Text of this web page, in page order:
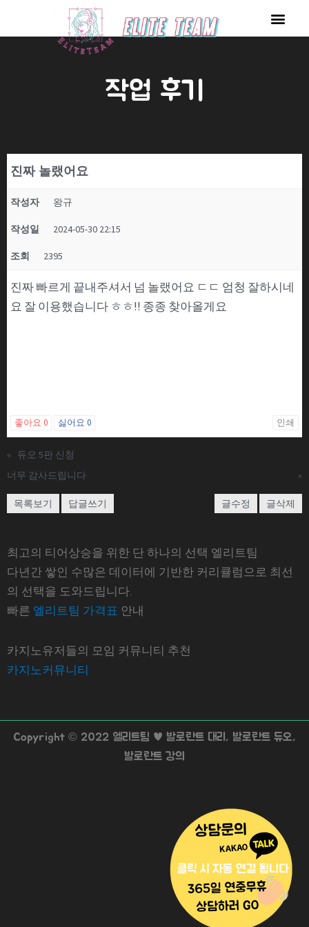
작업 후기
진짜 놀랬어요
작성자 왕규
작성일 2024-05-30 22:15
조회 2395
진짜 빠르게 끝내주셔서 넘 놀랬어요 ㄷㄷ 엄청 잘하시네
요 잘 이용했습니다 ㅎㅎ!! 종종 찾아올게요
좋아요 0 싫어요 0 인쇄
«
듀오 5판 신청
너무 감사드립니다
»
목록보기 답글쓰기 글수정 글삭제
최고의 티어상승을 위한 단 하나의 선택 엘리트팀
다년간 쌓인 수많은 데이터에 기반한 커리큘럼으로 최선
의 선택을 도와드립니다.
빠른 엘리트팀 가격표 안내
카지노유저들의 모임 커뮤니티 추천
카지노커뮤니티
Copyright © 2022 엘리트팀 ♥ 발로란트 대리, 발로란트 듀오,
발로란트 강의